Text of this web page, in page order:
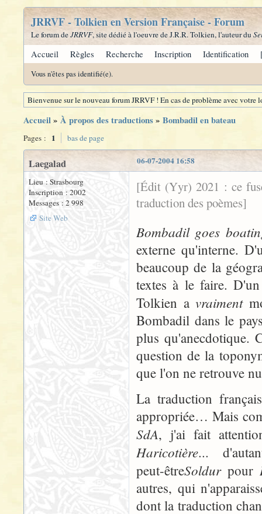
JRRVF - Tolkien en Version Française - Forum
Le forum deJRRVF, site dédié à l'oeuvre de J.R.R. Tolkien, l'auteur du
Accueil Règles Recherche Inscription Identification
Vous n'êtes pas identifié(e).
Bienvenue sur le nouveau forum JRRVF ! En cas de problème avec
Accueil» À propos des traductions» Bombadil en bateau
Pages : 1 bas de page
06-07-2004 16:58
Laegalad
Lieu : Strasbourg
Inscription : 2002
Messages : 2 998
Site Web
[Édit (Yyr) 2021 : ce
traduction des poèmes]
Bombadil goes
externe qu'interne.
beaucoup de la
textes à le faire.
Tolkien avraiment
Bombadil dans le
plus qu'anecdotique.
question de la
que l'on ne retrouve
La traduction
appropriée… Mais
SdA, j'ai fait
Haricotière...
peut-êtreSoldurpour
autres, qui
dont la traduction